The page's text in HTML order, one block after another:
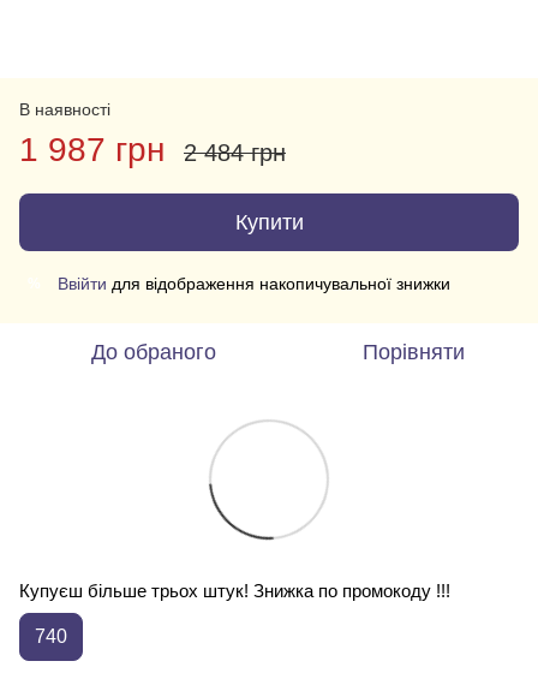
В наявності
1 987 грн 2 484 грн
Купити
Ввійти для відображення накопичувальної знижки
До обраного Порівняти
Купуєш більше трьох штук! Знижка по промокоду !!!
740